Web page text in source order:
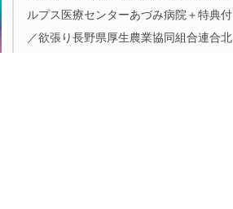
ルプス医療センターあづみ病院＋特典付
／欲張り長野県厚生農業協同組合連合北